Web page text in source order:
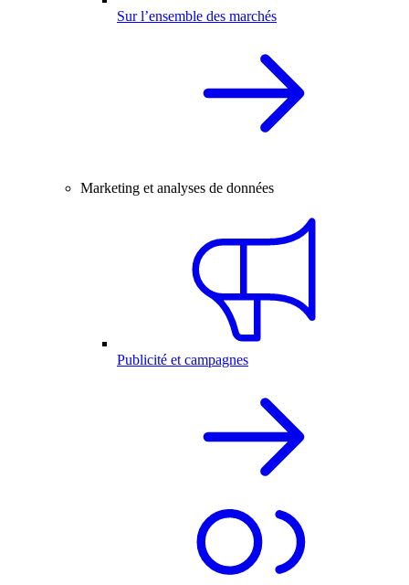
Sur l’ensemble des marchés
Marketing et analyses de données
Publicité et campagnes